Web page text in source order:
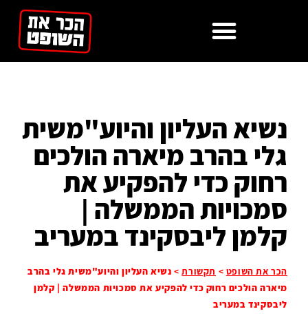
נשיא העליון והיוע"משית
גלי בהרב מיארה הולכים
רחוק כדי להפקיע את
סמכויות הממשלה |
קלמן ליבסקינד במעריב
הכר את השופט > תקשורת> נשיא העליון והיוע"משית גלי בהרב
מיארה הולכים רחוק כדי להפקיע את סמכויות הממשלה | קלמן
ליבסקינד במעריב